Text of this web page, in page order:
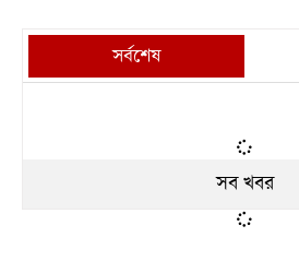
সর্বশেষ
সব খবর